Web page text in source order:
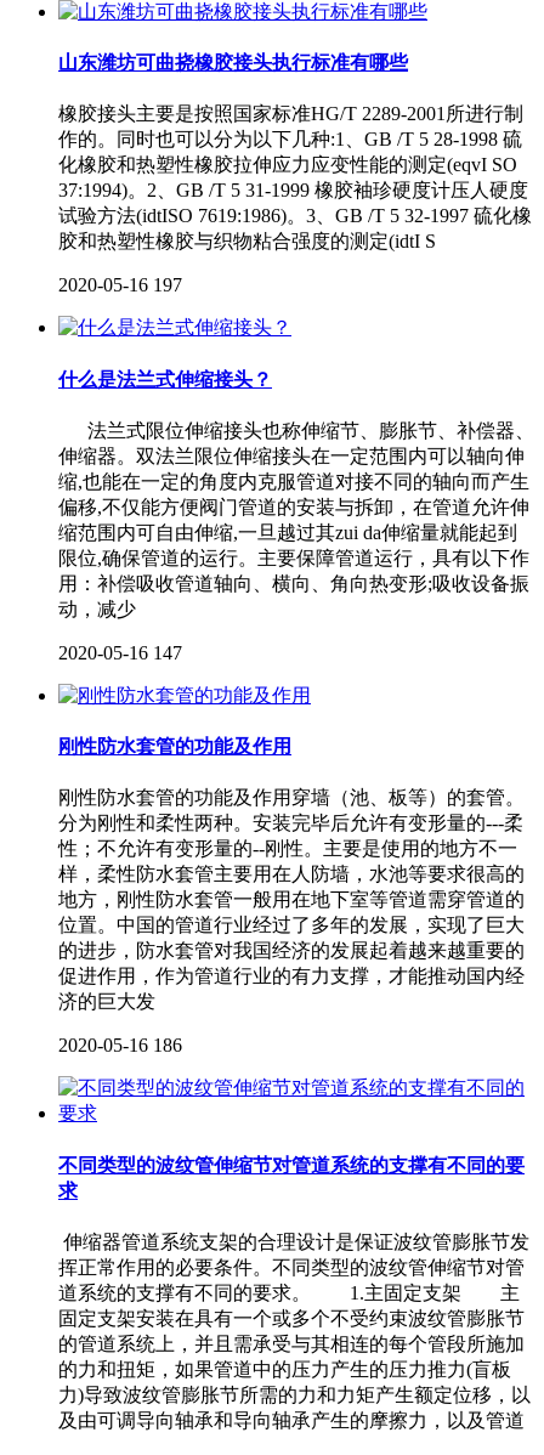
山东潍坊可曲挠橡胶接头执行标准有哪些
橡胶接头主要是按照国家标准HG/T 2289-2001所进行制
作的。同时也可以分为以下几种:1、GB /T 5 28-1998 硫
化橡胶和热塑性橡胶拉伸应力应变性能的测定(eqvI SO
37:1994)。2、GB /T 5 31-1999 橡胶袖珍硬度计压人硬度
试验方法(idtISO 7619:1986)。3、GB /T 5 32-1997 硫化橡
胶和热塑性橡胶与织物粘合强度的测定(idtI S
2020-05-16 197
什么是法兰式伸缩接头？
法兰式限位伸缩接头也称伸缩节、膨胀节、补偿器、
伸缩器。双法兰限位伸缩接头在一定范围内可以轴向伸
缩,也能在一定的角度内克服管道对接不同的轴向而产生
偏移,不仅能方便阀门管道的安装与拆卸，在管道允许伸
缩范围内可自由伸缩,一旦越过其zui da伸缩量就能起到
限位,确保管道的运行。主要保障管道运行，具有以下作
用：补偿吸收管道轴向、横向、角向热变形;吸收设备振
动，减少
2020-05-16 147
刚性防水套管的功能及作用
刚性防水套管的功能及作用穿墙（池、板等）的套管。
分为刚性和柔性两种。安装完毕后允许有变形量的---柔
性；不允许有变形量的--刚性。主要是使用的地方不一
样，柔性防水套管主要用在人防墙，水池等要求很高的
地方，刚性防水套管一般用在地下室等管道需穿管道的
位置。中国的管道行业经过了多年的发展，实现了巨大
的进步，防水套管对我国经济的发展起着越来越重要的
促进作用，作为管道行业的有力支撑，才能推动国内经
济的巨大发
2020-05-16 186
不同类型的波纹管伸缩节对管道系统的支撑有不同的要
求
伸缩器管道系统支架的合理设计是保证波纹管膨胀节发
挥正常作用的必要条件。不同类型的波纹管伸缩节对管
道系统的支撑有不同的要求。 1.主固定支架 主
固定支架安装在具有一个或多个不受约束波纹管膨胀节
的管道系统上，并且需承受与其相连的每个管段所施加
的力和扭矩，如果管道中的压力产生的压力推力(盲板
力)导致波纹管膨胀节所需的力和力矩产生额定位移，以
及由可调导向轴承和导向轴承产生的摩擦力，以及管道